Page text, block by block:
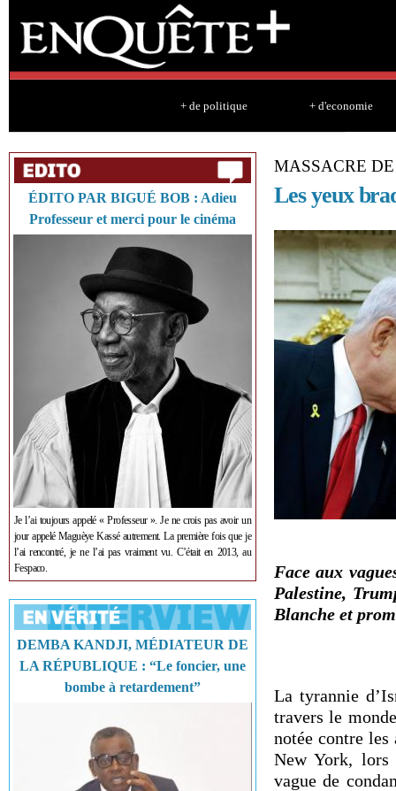
+ de politique + d'economie
ÉDITO PAR BIGUÉ BOB : Adieu
Professeur et merci pour le cinéma
Je l’ai toujours appelé « Professeur ». Je ne crois pas avoir un
jour appelé Maguèye Kassé autrement. La première fois que je
l’ai rencontré, je ne l’ai pas vraiment vu. C’était en 2013, au
Fespaco.
DEMBA KANDJI, MÉDIATEUR DE
LA RÉPUBLIQUE : “Le foncier, une
bombe à retardement”
MASSACRE
Les yeux
Face aux
Palestine,
Blanche et
La tyrannie
travers le
notée contre les
New York, lors
vague de